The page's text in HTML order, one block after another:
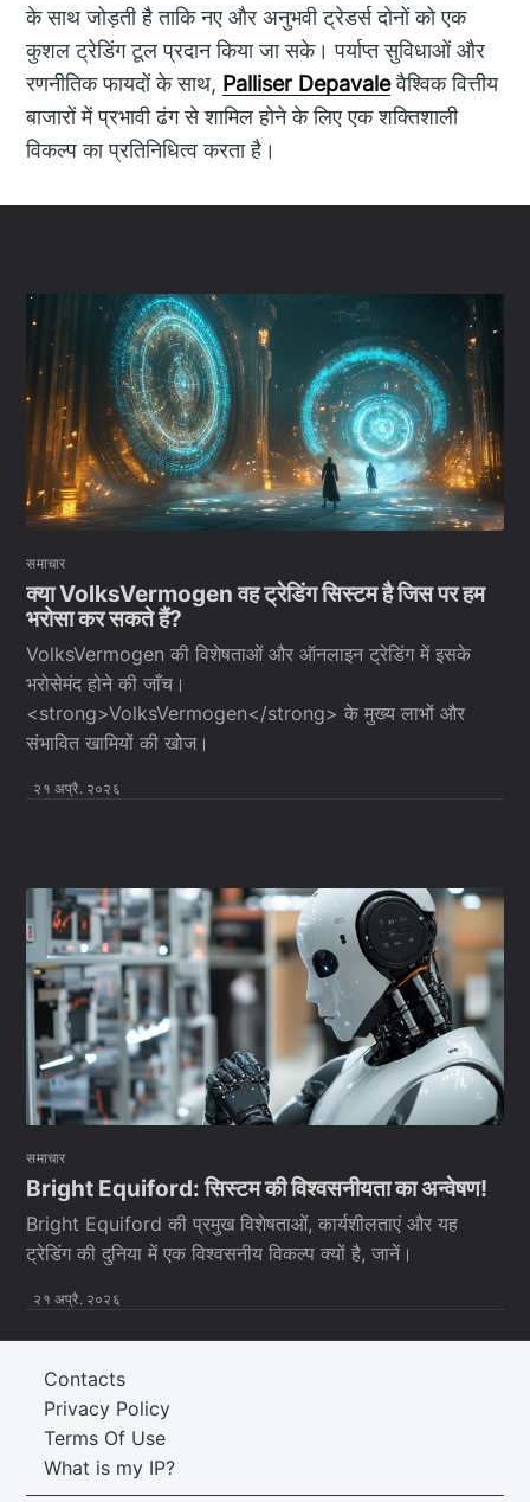
के साथ जोड़ती है ताकि नए और अनुभवी ट्रेडर्स दोनों को एक
कुशल ट्रेडिंग टूल प्रदान किया जा सके। पर्याप्त सुविधाओं और
रणनीतिक फायदों के साथ, Palliser Depavaleवैश्विक वित्तीय
बाजारों में प्रभावी ढंग से शामिल होने के लिए एक शक्तिशाली
विकल्प का प्रतिनिधित्व करता है।
समाचार
क्या VolksVermogen वह ट्रेडिंग सिस्टम है जिस पर हम
भरोसा कर सकते हैं?
VolksVermogen की विशेषताओं और ऑनलाइन ट्रेडिंग में इसके
भरोसेमंद होने की जाँच।
<strong>VolksVermogen</strong> के मुख्य लाभों और
संभावित खामियों की खोज।
२१ अप्रै. २०२६
समाचार
Bright Equiford: सिस्टम की विश्वसनीयता का अन्वेषण!
Bright Equiford की प्रमुख विशेषताओं, कार्यशीलताएं और यह
ट्रेडिंग की दुनिया में एक विश्वसनीय विकल्प क्यों है, जानें।
२१ अप्रै. २०२६
What is my IP?
Terms Of Use
Privacy Policy
Contacts